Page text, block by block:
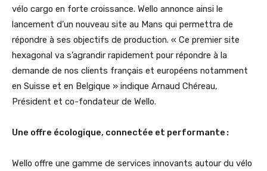
vélo cargo en forte croissance. Wello annonce ainsi le
lancement d’un nouveau site au Mans qui permettra de
répondre à ses objectifs de production. « Ce premier site
hexagonal va s’agrandir rapidement pour répondre à la
demande de nos clients français et européens notamment
en Suisse et en Belgique » indique Arnaud Chéreau,
Président et co-fondateur de Wello.
Une offre écologique, connectée et performante :
Wello offre une gamme de services innovants autour du vélo